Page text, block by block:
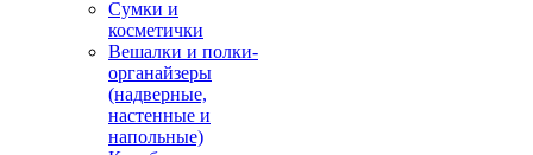
Сумки и
косметички
Вешалки и полки-
органайзеры
(надверные,
настенные и
напольные)